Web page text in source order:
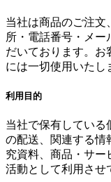
当社は商品のご注文
所・電話番号・メー
だいております。お
には一切使用いたし
利用目的
当社で保有している
の配送、関連する情
究資料、商品・サー
活動として利用させ